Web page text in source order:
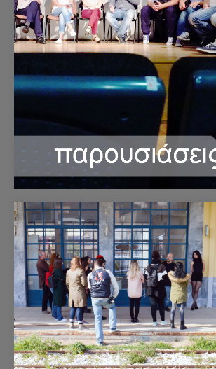
Δείτε εδώ τις εκθέσεις που έχει
συμμετάσχει η Φωτογραφική Λέσχη
Παρουσιάσεις
Δείτε εδώ τις παρουσιάσεις που έχει
Φωτογραφική Λέσχη Κορίνθου.